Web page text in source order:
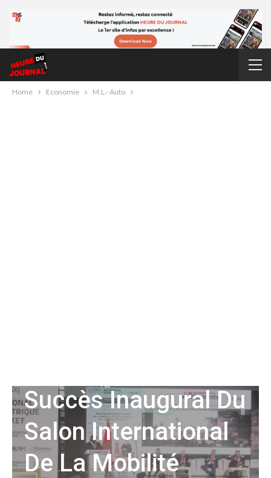
Home Economie M.L.- Auto
Succès Inaugural Du
Salon International
De La Mobilité